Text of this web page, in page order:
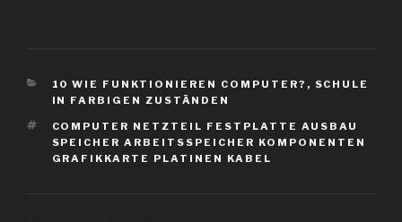
KATEGORIEN
10 WIE FUNKTIONIEREN COMPUTER? , SCHULE
IN FARBIGEN ZUSTÄNDEN
SCHLAGWÖRTER
COMPUTER NETZTEIL FESTPLATTE AUSBAU
SPEICHER ARBEITSSPEICHER KOMPONENTEN
GRAFIKKARTE PLATINEN KABEL